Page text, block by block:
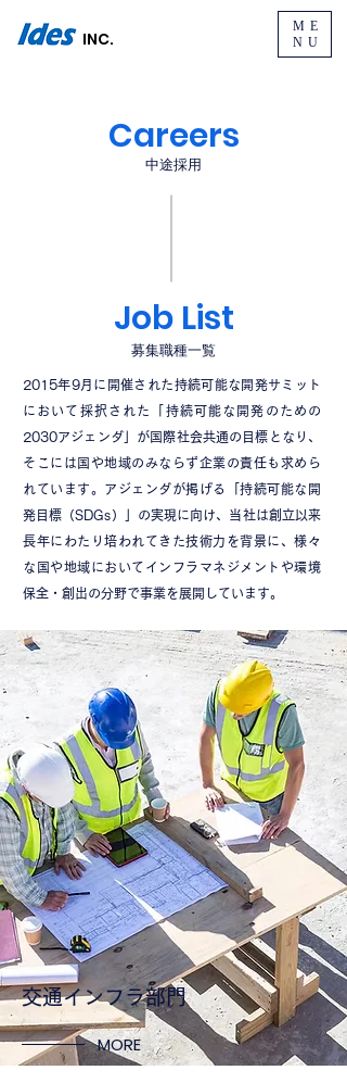
ME
NU
INC.
Careers
中途採用
Job List
募集職種一覧
2015年9月に開催された持続可能な開発サミット
において採択された「持続可能な開発のための
2030アジェンダ」が国際社会共通の目標となり、
そこには国や地域のみならず企業の責任も求めら
れています。アジェンダが掲げる「持続可能な開
発目標（SDGs）」の実現に向け、当社は創立以来
長年にわたり培われてきた技術力を背景に、様々
な国や地域においてインフラマネジメントや環境
保全・創出の分野で事業を展開しています。
​交通インフラ部門
MORE